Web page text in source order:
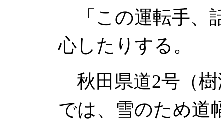
「この運転手、
心したりする。
秋田県道2号（
では、雪のため道